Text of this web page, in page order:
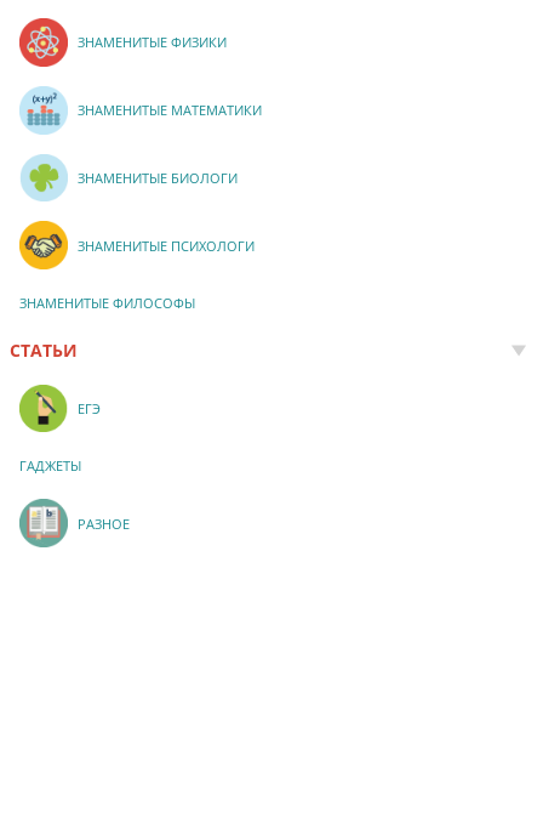
ЗНАМЕНИТЫЕ ФИЗИКИ
ЗНАМЕНИТЫЕ МАТЕМАТИКИ
ЗНАМЕНИТЫЕ БИОЛОГИ
ЗНАМЕНИТЫЕ ПСИХОЛОГИ
ЗНАМЕНИТЫЕ ФИЛОСОФЫ
СТАТЬИ
ЕГЭ
ГАДЖЕТЫ
РАЗНОЕ